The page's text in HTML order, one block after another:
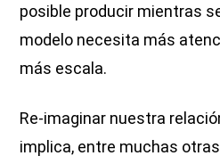
posible producir mientras
modelo necesita más
más escala.
Re-imaginar nuestra
implica, entre muchas